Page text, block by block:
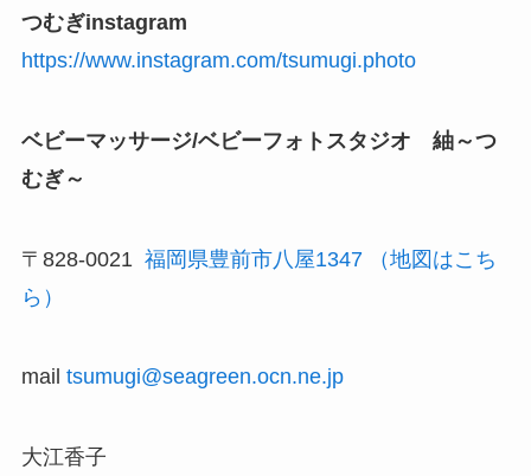
つむぎinstagram
https://www.instagram.com/tsumugi.photo
ベビーマッサージ/ベビーフォトスタジオ 紬～つ
むぎ～
〒828-0021 福岡県豊前市八屋1347
（地図はこち
ら）
mail tsumugi@seagreen.ocn.ne.jp
大江香子